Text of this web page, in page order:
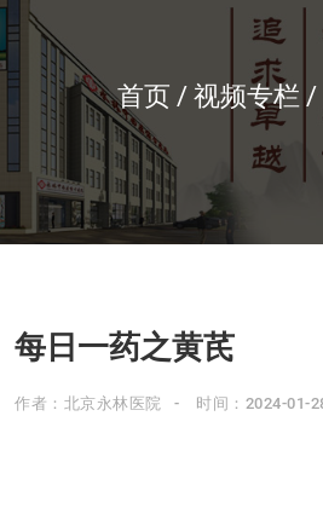
首页 视频专栏
每日一药之黄芪
作者：北京永林医院 时间：2024-01-